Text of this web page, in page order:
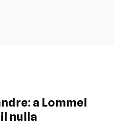
a Lommel
nulla